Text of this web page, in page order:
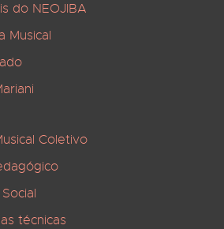
do NEOJIBA
Musical
Coletivo
técnicas